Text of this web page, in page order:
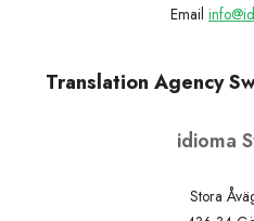
Email
Translation Agency
idioma
Stora